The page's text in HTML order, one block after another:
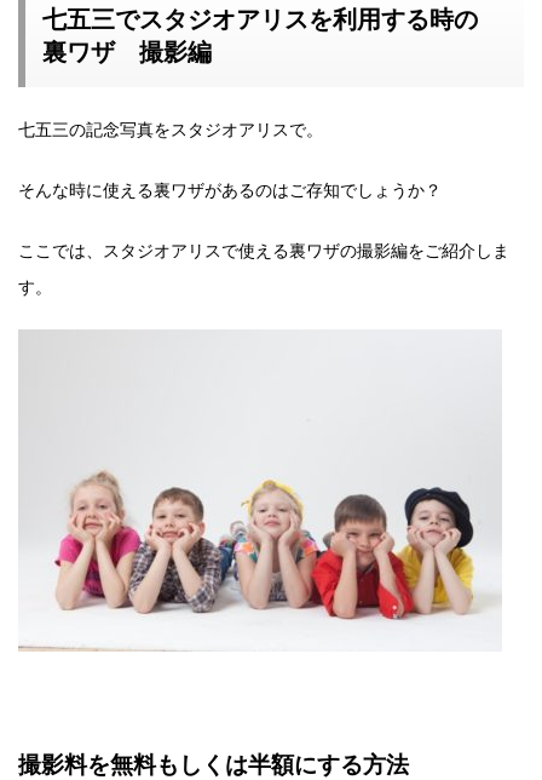
七五三でスタジオアリスを利用する時の
裏ワザ 撮影編
七五三の記念写真をスタジオアリスで。
そんな時に使える裏ワザがあるのはご存知でしょうか？
ここでは、スタジオアリスで使える裏ワザの撮影編をご紹介しま
す。
撮影料を無料もしくは半額にする方法